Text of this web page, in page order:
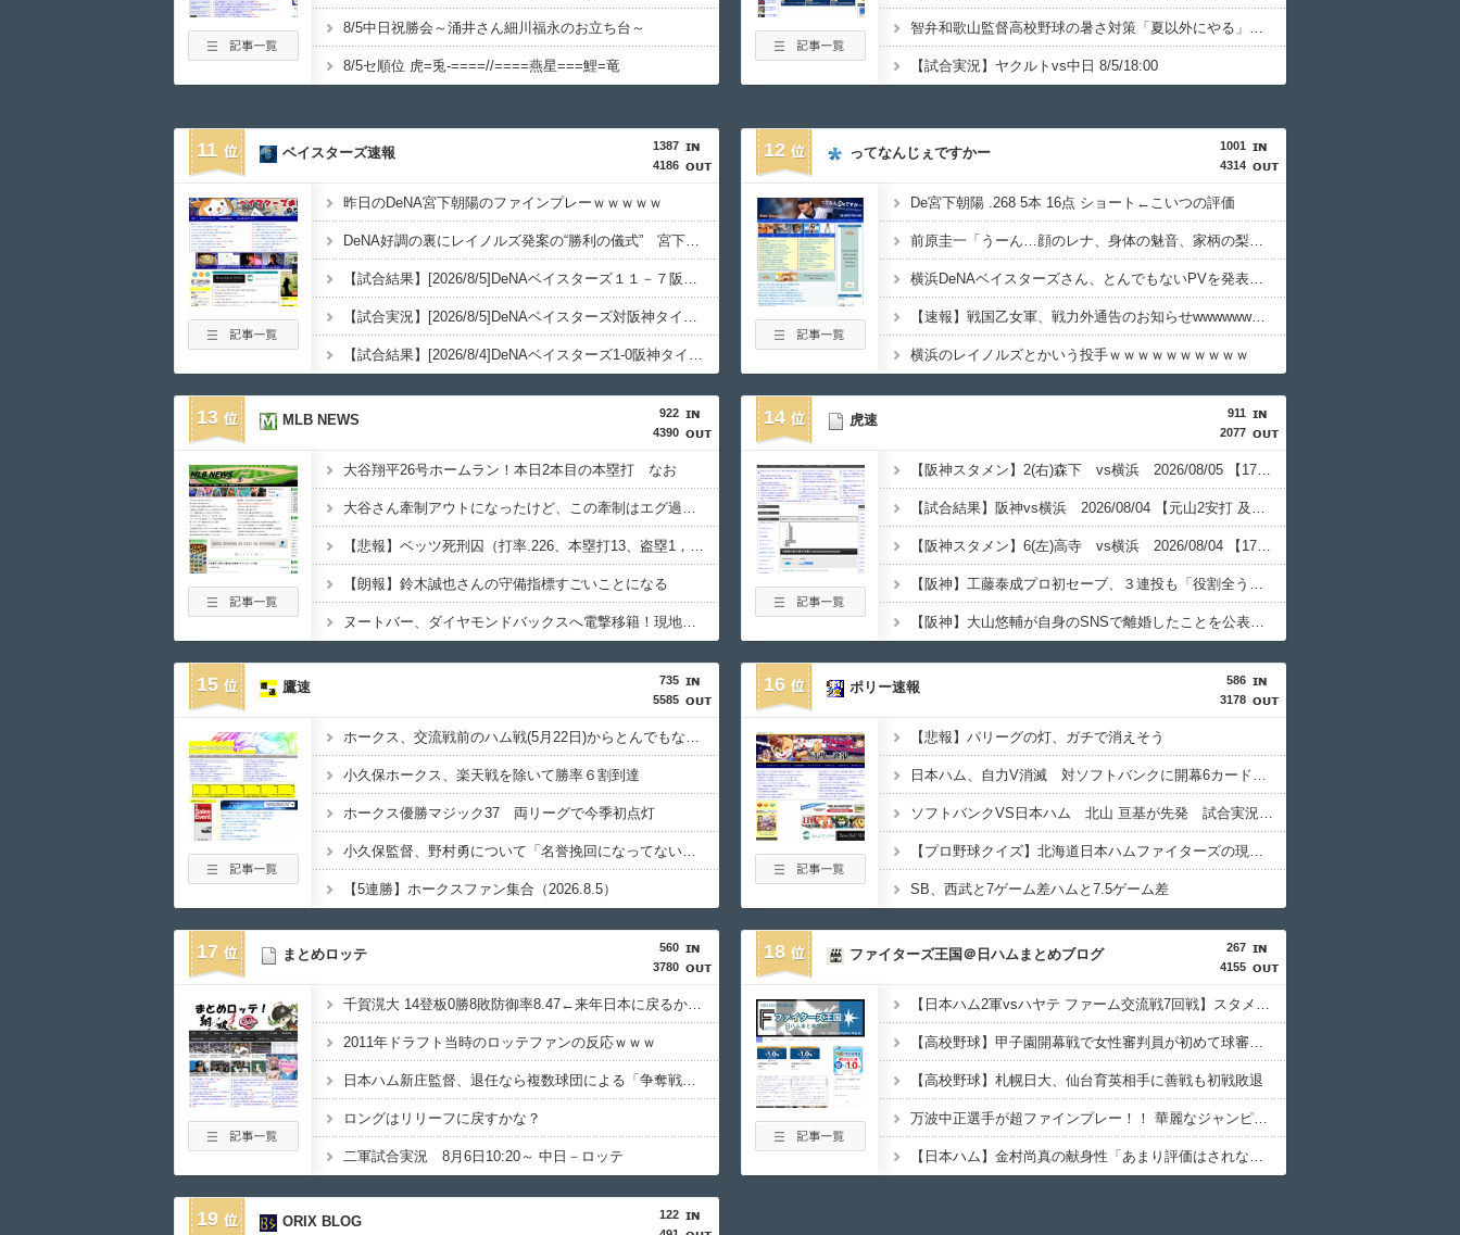
8/5中日祝勝会～涌井さん細川福永のお立ち台～
8/5セ順位 虎=兎-====//====燕星===鯉=竜
智弁和歌山監督高校野球の暑さ対策「夏以外にやる」「回数の問題ではない」
【試合実況】ヤクルトvs中日 8/5/18:00
11
1387
4186
ベイスターズ速報
昨日のDeNA宮下朝陽のファインプレーｗｗｗｗｗ
DeNA好調の裏にレイノルズ発案の“勝利の儀式” 宮下「チームが一つになっている」
【試合結果】[2026/8/5]DeNAベイスターズ１１－７阪神タイガース ８月負けなし４連勝で２カード連続勝ち越し！
【試合実況】[2026/8/5]DeNAベイスターズ対阪神タイガース 17:45〜
【試合結果】[2026/8/4]DeNAベイスターズ1-0阪神タイガース 勝利！
12
1001
4314
ってなんじぇですかー
De宮下朝陽 .268 5本 16点 ショート←こいつの評価
前原圭一「うーん…顔のレナ、身体の魅音、家柄の梨花、性格の詩音かぁ…」
横浜DeNAベイスターズさん、とんでもないPVを発表してしまうwwwwwwwwwwww
【速報】戦国乙女軍、戦力外通告のお知らせwwwwwwwwwwwwwwwwwwwww
横浜のレイノルズとかいう投手ｗｗｗｗｗｗｗｗｗｗ
13
922
4390
MLB NEWS
大谷翔平26号ホームラン！本日2本目の本塁打 なお
大谷さん牽制アウトになったけど、この牽制はエグ過ぎる
【悲報】ベッツ死刑囚（打率.226、本塁打13、盗塁1，OPS.677、出塁率.283、得点圏.195）
【朗報】鈴木誠也さんの守備指標すごいことになる
ヌートバー、ダイヤモンドバックスへ電撃移籍！現地メディア報道 トレード期限最終日
14
911
2077
虎速
【阪神スタメン】2(右)森下 vs横浜 2026/08/05 【17:45試合開始予定】
【試合結果】阪神vs横浜 2026/08/04 【元山2安打 及川＆岩崎1回無失点】
【阪神スタメン】6(左)高寺 vs横浜 2026/08/04 【17:45試合開始予定】
【阪神】工藤泰成プロ初セーブ、３連投も「役割全うできるように。いつも通り投げていくつもり」
【阪神】大山悠輔が自身のSNSで離婚したことを公表「互いに話し合いを重ねた結果」思いつづる
15
735
5585
鷹速
ホークス、交流戦前のハム戦(5月22日)からとんでもないペースで勝ち始める
小久保ホークス、楽天戦を除いて勝率６割到達
ホークス優勝マジック37 両リーグで今季初点灯
小久保監督、野村勇について「名誉挽回になってないですね」
【5連勝】ホークスファン集合（2026.8.5）
16
586
3178
ポリー速報
【悲報】パリーグの灯、ガチで消えそう
日本ハム、自力V消滅 対ソフトバンクに開幕6カード連続負け越しの屈辱
ソフトバンクVS日本ハム 北山 亘基が先発 試合実況 inみずほpaypayドーム 18:00〜
【プロ野球クイズ】北海道日本ハムファイターズの現在の抑えは誰でしょう？
SB、西武と7ゲーム差ハムと7.5ゲーム差
17
560
3780
まとめロッテ
千賀滉大 14登板0勝8敗防御率8.47←来年日本に戻るかもだけどどこが獲る？
2011年ドラフト当時のロッテファンの反応ｗｗｗ
日本ハム新庄監督、退任なら複数球団による「争奪戦」も（AERA）
ロングはリリーフに戻すかな？
二軍試合実況 8月6日10:20～ 中日－ロッテ
18
267
4155
ファイターズ王国＠日ハムまとめブログ
【日本ハム2軍vsハヤテ ファーム交流戦7回戦】スタメン・打順速報｜試合実況｜8/6 13:00開始
【高校野球】甲子園開幕戦で女性審判員が初めて球審を務める
【高校野球】札幌日大、仙台育英相手に善戦も初戦敗退
万波中正選手が超ファインプレー！！ 華麗なジャンピングキャッチでピンチを脱出
【日本ハム】金村尚真の献身性「あまり評価はされないでしょうけど」
19
122
ORIX BLOG